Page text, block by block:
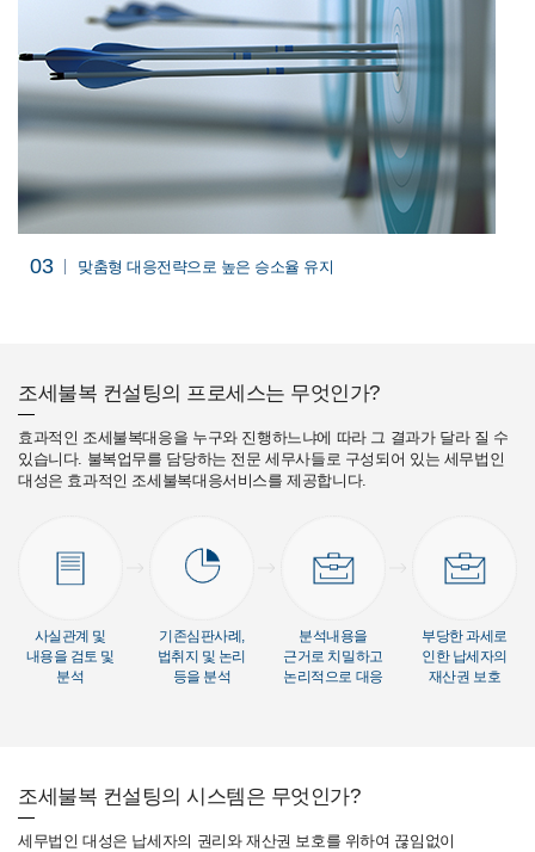
03 맞춤형 대응전략으로 높은 승소율 유지
조세불복 컨설팅의 프로세스는 무엇인가?
효과적인 조세불복대응을 누구와 진행하느냐에 따라 그 결과가 달라 질 수
있습니다. 불복업무를 담당하는 전문 세무사들로 구성되어 있는 세무법인
대성은 효과적인 조세불복대응서비스를 제공합니다.
사실관계 및
내용을 검토 및
분석
기존심판사례,
법취지 및 논리
등을 분석
분석내용을
근거로 치밀하고
논리적으로 대응
부당한 과세로
인한 납세자의
재산권 보호
조세불복 컨설팅의 시스템은 무엇인가?
세무법인 대성은 납세자의 권리와 재산권 보호를 위하여 끊임없이